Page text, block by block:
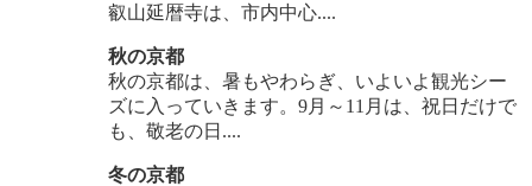
叡山延暦寺は、市内中心....
秋の京都
秋の京都は、暑もやわらぎ、いよいよ観光シー
ズに入っていきます。9月～11月は、祝日だけで
も、敬老の日....
冬の京都